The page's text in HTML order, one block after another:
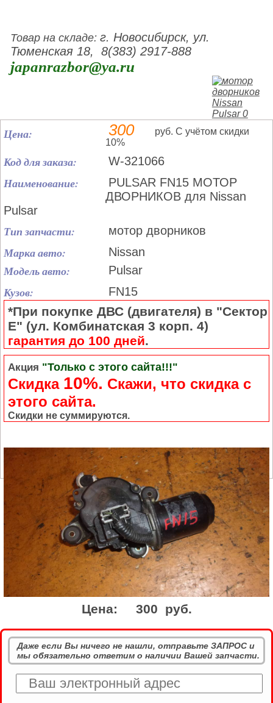
Товар на складе:г. Новосибирск, ул.
Тюменская 18, 8(383) 2917-888
japanrazbor@ya.ru
Цена: 300
руб. С учётом скидки
10%
Код для заказа: W-321066
Наименование:
PULSAR FN15 МОТОР
ДВОРНИКОВ для Nissan
Pulsar
Тип запчасти: мотор дворников
Марка авто: Nissan
Модель авто: Pulsar
Кузов: FN15
*При покупке ДВС (двигателя) в "Сектор
Е" (ул. Комбинатская 3 корп. 4)
гарантия до 100 дней.
Акция "Только с этого сайта!!!"
Скидка 10%. Cкажи, что скидка с
этого сайта.
Скидки не суммируются.
Цена: 300 руб.
Даже если Вы ничего не нашли, отправьте ЗАПРОС и
мы обязательно ответим о наличии Вашей запчасти.